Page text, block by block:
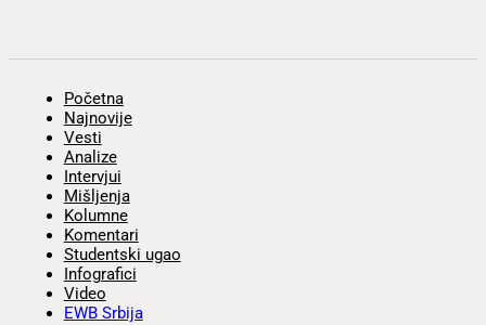
Početna
Najnovije
Vesti
Analize
Intervjui
Mišljenja
Kolumne
Komentari
Studentski ugao
Infografici
Video
EWB Srbija